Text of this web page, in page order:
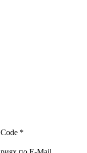
*